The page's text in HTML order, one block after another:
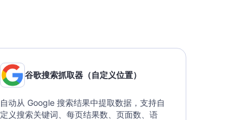
谷歌搜索抓取器（自定义位置）
自动从 Google 搜索结果中提取数据，支持自
定义搜索关键词、每页结果数、页面数、语